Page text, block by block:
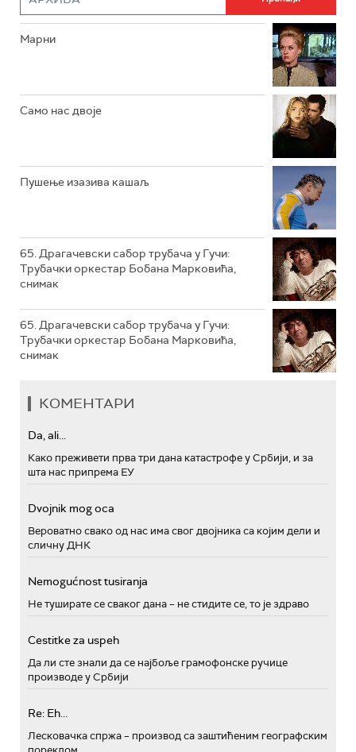
Марни
Само нас двоје
Пушење изазива кашаљ
65. Драгачевски сабор трубача у Гучи:
Трубачки оркестар Бобана Марковића,
снимак
65. Драгачевски сабор трубача у Гучи:
Трубачки оркестар Бобана Марковића,
снимак
КОМЕНТАРИ
Da, ali...
Како преживети прва три дана катастрофе у Србији, и за
шта нас припрема ЕУ
Dvojnik mog oca
Вероватно свако од нас има свог двојника са којим дели и
сличну ДНК
Nemogućnost tusiranja
Не туширате се сваког дана – не стидите се, то је здраво
Cestitke za uspeh
Да ли сте знали да се најбоље грамофонске ручице
производе у Србији
Re: Eh...
Лесковачка спржа – производ са заштићеним географским